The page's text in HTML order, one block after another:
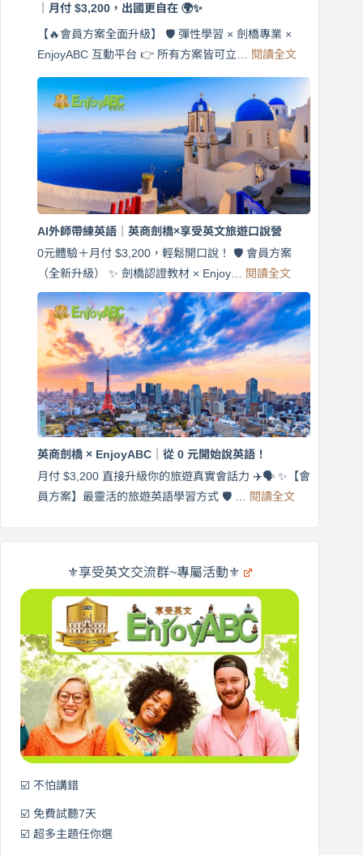
｜月付 $3,200，出國更自在 🌍✨
【🔥會員方案全面升級】 🛡️ 彈性學習 × 劍橋專業 ×
EnjoyABC 互動平台 👉 所有方案皆可立… 閱讀全文:
天
說
英
語！
英
商
劍
口
說
營
月
$3,200，
出
國
在
AI外師帶練英語｜英商劍橋×享受英文旅遊口說營
0元體驗＋月付 $3,200，輕鬆開口說！ 🛡️ 會員方案
（全新升級） ✨ 劍橋認證教材 × Enjoy… 閱讀全文:
外
師
帶
英
｜
英
商
×
享
口
說
英商劍橋 × EnjoyABC｜從 0 元開始說英語！
月付 $3,200 直接升級你的旅遊真實會話力 ✈️🗣️ ✨【會
員方案】最靈活的旅遊英語學習方式 🛡️ … 閱讀全文:
商
劍
｜
元
英
語！
⚜️享受英文交流群~專屬活動⚜️
☑️ 不怕講錯
☑️ 免費試聽7天
☑️ 超多主題任你選